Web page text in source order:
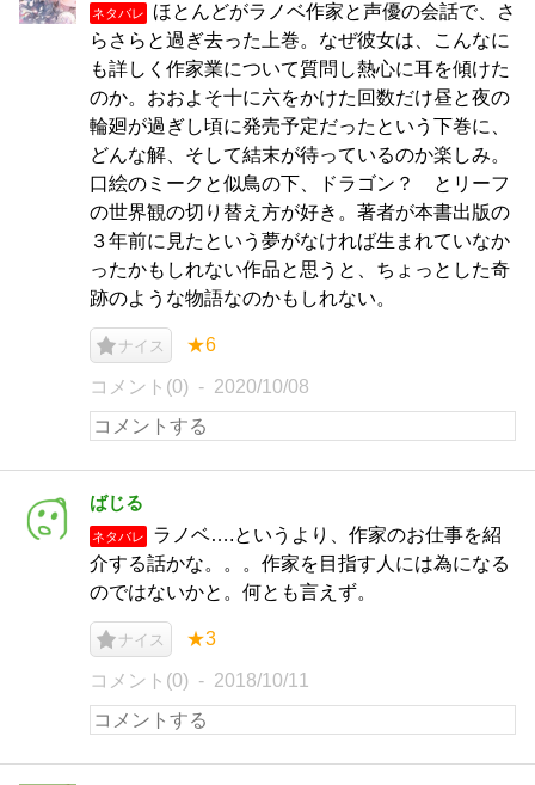
ネタバレ
ほとんどがラノベ作家と声優の会話で、さ
らさらと過ぎ去った上巻。なぜ彼女は、こんなに
も詳しく作家業について質問し熱心に耳を傾けた
のか。おおよそ十に六をかけた回数だけ昼と夜の
輪廻が過ぎし頃に発売予定だったという下巻に、
どんな解、そして結末が待っているのか楽しみ。
口絵のミークと似鳥の下、ドラゴン？ とリーフ
の世界観の切り替え方が好き。著者が本書出版の
３年前に見たという夢がなければ生まれていなか
ったかもしれない作品と思うと、ちょっとした奇
跡のような物語なのかもしれない。
ナイス ★6
コメント(0) 2020/10/08
ばじる
ネタバレ
ラノベ….というより、作家のお仕事を紹
介する話かな。。。作家を目指す人には為になる
のではないかと。何とも言えず。
ナイス ★3
コメント(0) 2018/10/11